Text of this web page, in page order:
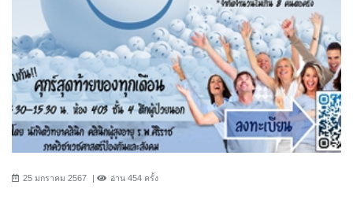
25 มกราคม 2567 อ่าน 454 ครั้ง